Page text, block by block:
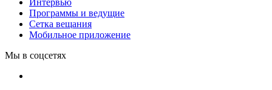
Программы и ведущие
Сетка вещания
Мобильное приложение
Мы в соцсетях